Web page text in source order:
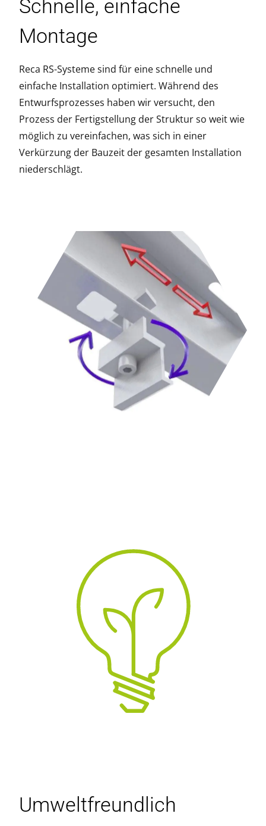
Schnelle, einfache
Montage
Reca RS-Systeme sind für eine schnelle und
einfache Installation optimiert. Während des
Entwurfsprozesses haben wir versucht, den
Prozess der Fertigstellung der Struktur so weit wie
möglich zu vereinfachen, was sich in einer
Verkürzung der Bauzeit der gesamten Installation
niederschlägt.
Umweltfreundlich